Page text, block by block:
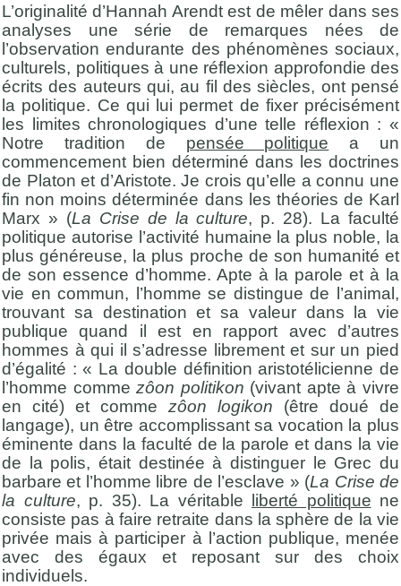
L’originalité d’Hannah Arendt est de mêler dans ses
analyses une série de remarques nées de
l’observation endurante des phénomènes sociaux,
culturels, politiques à une réflexion approfondie des
écrits des auteurs qui, au fil des siècles, ont pensé
la politique. Ce qui lui permet de fixer précisément
les limites chronologiques d’une telle réflexion : «
Notre tradition de pensée politique a un
commencement bien déterminé dans les doctrines
de Platon et d’Aristote. Je crois qu’elle a connu une
fin non moins déterminée dans les théories de Karl
Marx » (La Crise de la culture, p. 28). La faculté
politique autorise l’activité humaine la plus noble, la
plus généreuse, la plus proche de son humanité et
de son essence d’homme. Apte à la parole et à la
vie en commun, l’homme se distingue de l’animal,
trouvant sa destination et sa valeur dans la vie
publique quand il est en rapport avec d’autres
hommes à qui il s’adresse librement et sur un pied
d’égalité : « La double définition aristotélicienne de
l’homme commezôon politikon (vivant apte à vivre
en cité) et comme zôon logikon (être doué de
langage), un être accomplissant sa vocation la plus
éminente dans la faculté de la parole et dans la vie
de la polis, était destinée à distinguer le Grec du
barbare et l’homme libre de l’esclave » (La Crise de
la culture, p. 35). La véritable liberté politique ne
consiste pas à faire retraite dans la sphère de la vie
privée mais à participer à l’action publique, menée
avec des égaux et reposant sur des choix
individuels.